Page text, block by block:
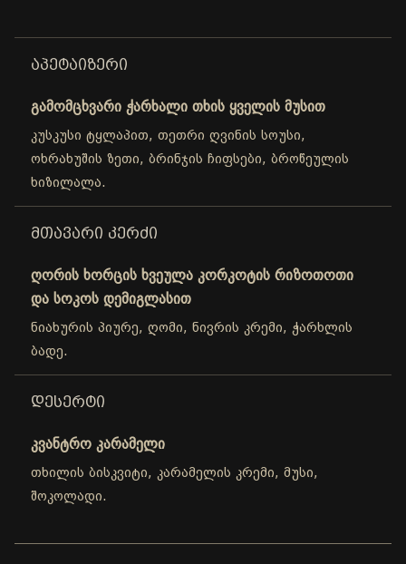
ᲐᲞᲔᲢᲐᲘᲖᲔᲠᲘ
გამომცხვარი ჭარხალი თხის ყველის მუსით
კუსკუსი ტყლაპით, თეთრი ღვინის სოუსი,
ოხრახუშის ზეთი, ბრინჯის ჩიფსები, ბროწეულის
ხიზილალა.
ᲛᲗᲐᲕᲐᲠᲘ ᲙᲔᲠᲫᲘ
ღორის ხორცის ხვეულა კორკოტის რიზოთოთი
და სოკოს დემიგლასით
ნიახურის პიურე, ღომი, ნივრის კრემი, ჭარხლის
ბადე.
ᲓᲔᲡᲔᲠᲢᲘ
კვანტრო კარამელი
თხილის ბისკვიტი, კარამელის კრემი, მუსი,
შოკოლადი.